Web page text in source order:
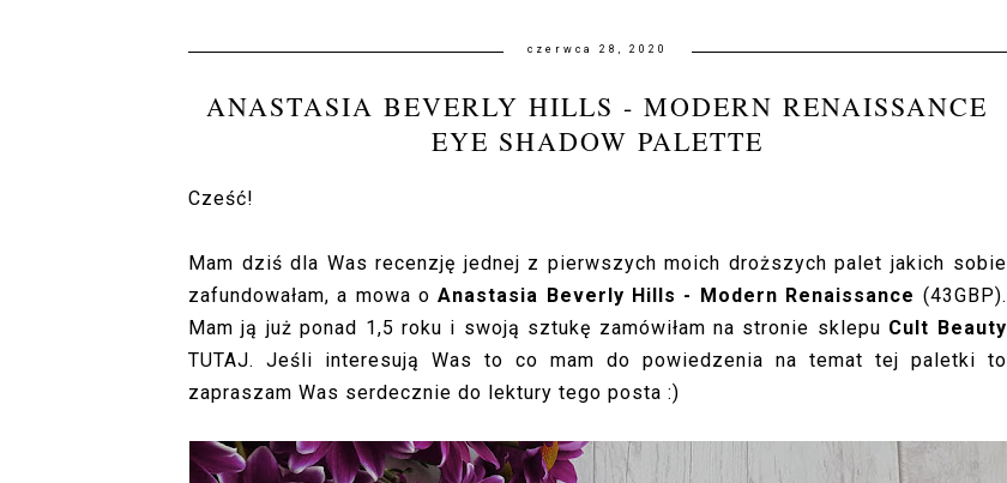
czerwca 28, 2020
ANASTASIA BEVERLY HILLS - MODERN RENAISSANCE
EYE SHADOW PALETTE
Cześć!
Mam dziś dla Was recenzję jednej z pierwszych moich droższych palet jakich sobie
zafundowałam, a mowa oAnastasia Beverly Hills - Modern Renaissance (43GBP).
Mam ją już ponad 1,5 roku i swoją sztukę zamówiłam na stronie sklepu Cult Beauty
TUTAJ. Jeśli interesują Was to co mam do powiedzenia na temat tej paletki to
zapraszam Was serdecznie do lektury tego posta :)